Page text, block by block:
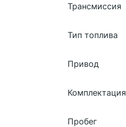
Трансмиссия
Тип топлива
Привод
Комплектация
Пробег